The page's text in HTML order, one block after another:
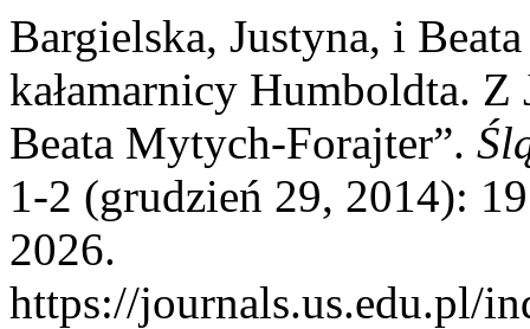
Bargielska, Justyna, i
kałamarnicy Humboldta.
Beata Mytych-Forajter”.
1-2 (grudzień 29, 2014):
2026.
https://journals.us.edu.pl/